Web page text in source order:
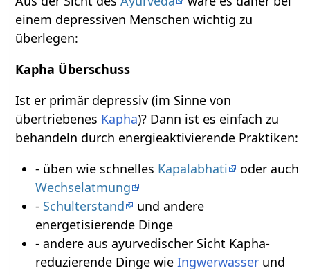
einem depressiven Menschen wichtig zu
überlegen:
Kapha Überschuss
Ist er primär depressiv (im Sinne von
übertriebenes Kapha)? Dann ist es einfach zu
behandeln durch energieaktivierende Praktiken:
- üben wie schnelles Kapalabhati
oder auch
Wechselatmung
- Schulterstand
und andere
energetisierende Dinge
- andere aus ayurvedischer Sicht Kapha-
reduzierende Dinge wie Ingwerwasserund